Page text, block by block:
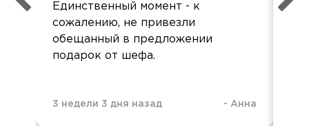
Единственный момент - к
сожалению, не привезли
обещанный в предложении
подарок от шефа.
3 недели 3 дня назад - Анна